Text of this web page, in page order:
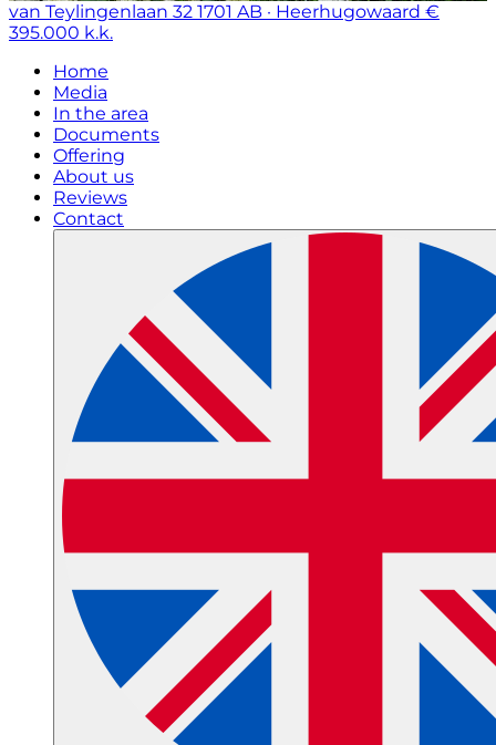
van Teylingenlaan 32 1701 AB · Heerhugowaard €
395.000 k.k.
Home
Media
In the area
Documents
Offering
About us
Reviews
Contact